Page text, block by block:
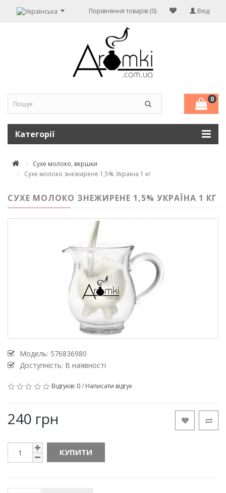
Вхід
Порівняння товарів (0)
0
Категорії
Сухе молоко, вершки
Сухе молоко знежирене 1,5% Україна 1 кг
СУХЕ МОЛОКО ЗНЕЖИРЕНЕ 1,5% УКРАЇНА 1 КГ
Модель: 576836980
Доступність: В наявності
Відгуків: 0/ Написати відгук
240 грн
КУПИТИ